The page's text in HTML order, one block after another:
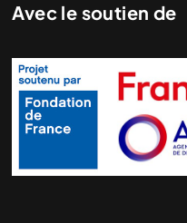
Avec le soutien de